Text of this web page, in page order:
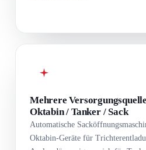
Mehrere
Oktabin / Tanker / Sack
Automatische
Oktabin-Geräte für